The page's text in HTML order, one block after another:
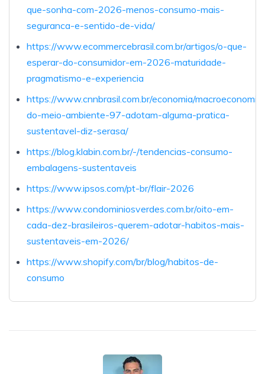
que-sonha-com-2026-menos-consumo-mais-
seguranca-e-sentido-de-vida/
https://www.ecommercebrasil.com.br/artigos/o-que-
esperar-do-consumidor-em-2026-maturidade-
pragmatismo-e-experiencia
https://www.cnnbrasil.com.br/economia/
do-meio-ambiente-97-adotam-alguma-pratica-
sustentavel-diz-serasa/
https://blog.klabin.com.br/-/tendencias-consumo-
embalagens-sustentaveis
https://www.ipsos.com/pt-br/flair-2026
https://www.condominiosverdes.com.br/oito-em-
cada-dez-brasileiros-querem-adotar-habitos-mais-
sustentaveis-em-2026/
https://www.shopify.com/br/blog/habitos-de-
consumo